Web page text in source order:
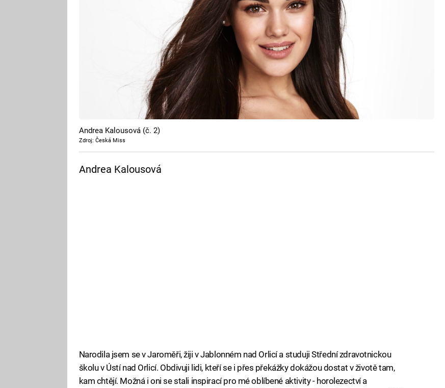
Andrea Kalousová (č. 2)
Zdroj: Česká Miss
Andrea Kalousová
Narodila jsem se v Jaroměři, žiji v Jablonném nad Orlicí a studuji Střední zdravotnickou
školu v Ústí nad Orlicí. Obdivuji lidi, kteří se i přes překážky dokážou dostat v životě tam,
kam chtějí. Možná i oni se stali inspirací pro mé oblíbené aktivity - horolezectví a